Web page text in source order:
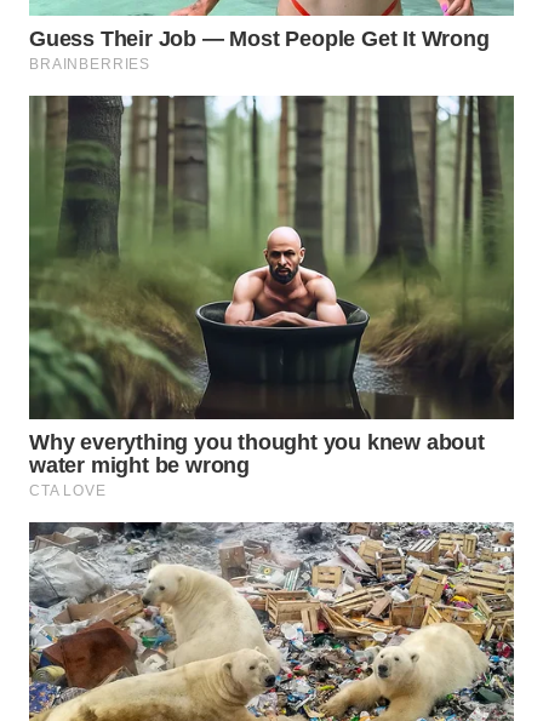
TAPANULI
TENGAH
WN DELI
SERDANG
TINGGI
WN
PAKPAK
WN
KARAWANG
BEKASI
WN
BOGOR
WN
DEPOK